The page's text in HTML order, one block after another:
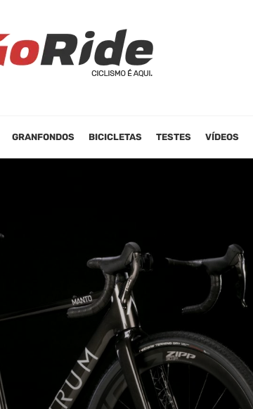
GRANFONDOS BICICLETAS TESTES VÍDEOS